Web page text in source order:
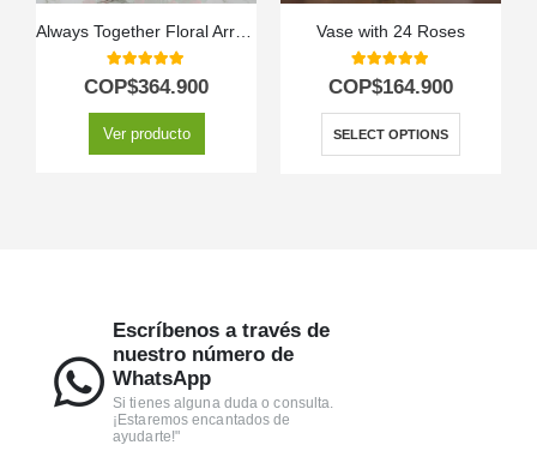
5.00out of 5
COP$364.900
Ver producto
Vase with 24 Roses
5.00out of 5
COP$164.900
SELECT OPTIONS
Escríbenos a través de
nuestro número de
WhatsApp
Si tienes alguna duda o consulta.
¡Estaremos encantados de
ayudarte!"